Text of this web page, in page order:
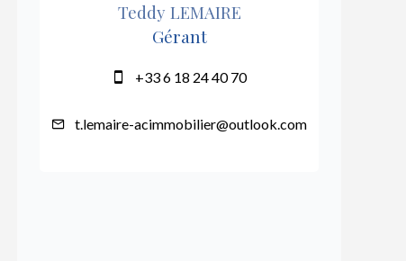
Teddy LEMAIRE
Gérant
+33 6 18 24 40 70
t.lemaire-acimmobilier@outlook.com